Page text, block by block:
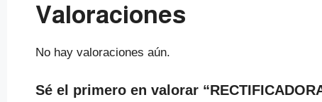
Valoraciones
No hay valoraciones aún.
Sé el primero en valorar